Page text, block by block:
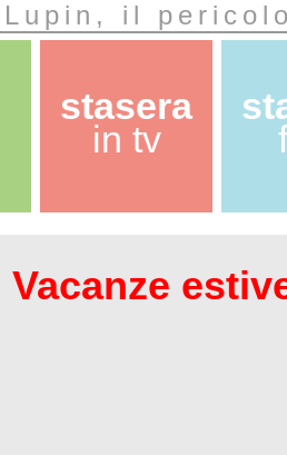
Lupin, il
stasera
in tv
Vacanze